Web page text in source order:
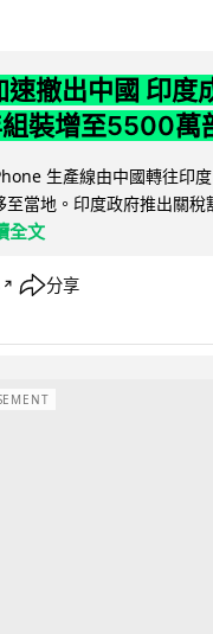
速撤出中國 印度
裝增至5500萬
生產線由中國轉往印
至當地。印度政府推出關稅
全文
↗ 分享